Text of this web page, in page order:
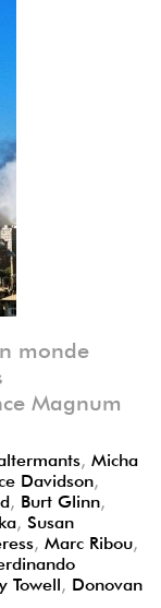
monde
Magnum
Micha
Davidson
Burt Glinn
Susan
Marc Ribou
Towell Donovan